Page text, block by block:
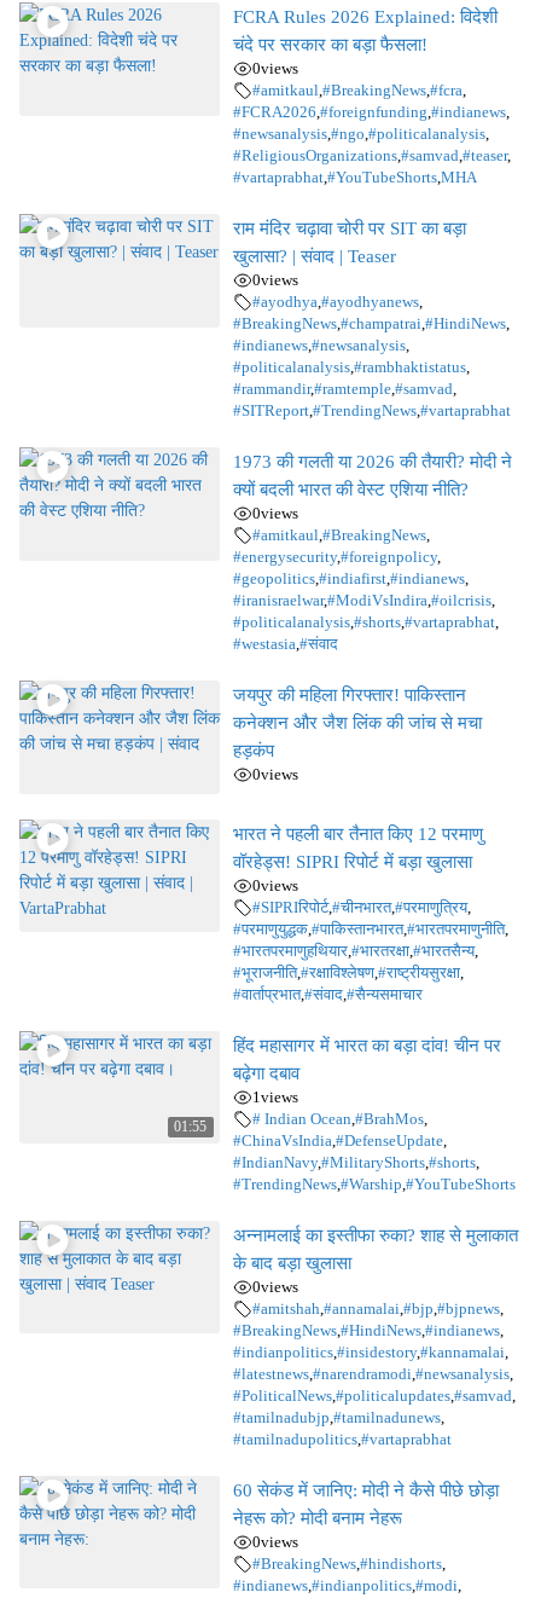
FCRA Rules 2026 Explained: विदेशी
चंदे पर सरकार का बड़ा फैसला!
0views
#amitkaul,#BreakingNews,#fcra,
#FCRA2026,#foreignfunding,#indianews,
#newsanalysis,#ngo,#politicalanalysis,
#ReligiousOrganizations,#samvad,#teaser,
#vartaprabhat,#YouTubeShorts,MHA
राम मंदिर चढ़ावा चोरी पर SIT का बड़ा
खुलासा? | संवाद | Teaser
0views
#ayodhya,#ayodhyanews,
#BreakingNews,#champatrai,#HindiNews,
#indianews,#newsanalysis,
#politicalanalysis,#rambhaktistatus,
#rammandir,#ramtemple,#samvad,
#SITReport,#TrendingNews,#vartaprabhat
1973 की गलती या 2026 की तैयारी? मोदी ने
क्यों बदली भारत की वेस्ट एशिया नीति?
0views
#amitkaul,#BreakingNews,
#energysecurity,#foreignpolicy,
#geopolitics,#indiafirst,#indianews,
#iranisraelwar,#ModiVsIndira,#oilcrisis,
#politicalanalysis,#shorts,#vartaprabhat,
#westasia,#संवाद
जयपुर की महिला गिरफ्तार! पाकिस्तान
कनेक्शन और जैश लिंक की जांच से मचा
हड़कंप
0views
भारत ने पहली बार तैनात किए 12 परमाणु
वॉरहेड्स! SIPRI रिपोर्ट में बड़ा खुलासा
0views
#SIPRIरिपोर्ट,#चीनभारत,#परमाणुत्रिय,
#परमाणुयुद्धक, #पाकिस्तानभारत,#भारतपरमाणुनीति,
#भारतपरमाणुहथियार, #भारतरक्षा, #भारतसैन्य,
#भूराजनीति,#रक्षाविश्लेषण, #राष्ट्रीयसुरक्षा,
#वार्ताप्रभात,#संवाद, #सैन्यसमाचार
01:55
हिंद महासागर में भारत का बड़ा दांव! चीन पर
बढ़ेगा दबाव
1 views
# Indian Ocean #BrahMos,
#ChinaVsIndia #DefenseUpdate,
#IndianNavy,#MilitaryShorts, #shorts,
#TrendingNews, #Warship #YouTubeShorts
अन्नामलाई का इस्तीफा रुका? शाह से मुलाकात
के बाद बड़ा खुलासा
0views
#amitshah #annamalai #bjp #bjpnews,
#BreakingNews, #HindiNews, #indianews,
#indianpolitics, #insidestory,#kannamalai
#latestnews, #narendramodi #newsanalysis,
#PoliticalNews, #politicalupdates, #samvad
#tamilnadubjp #tamilnadunews,
#tamilnadupolitics, #vartaprabhat
60 सेकंड में जानिए: मोदी ने कैसे पीछे छोड़ा
नेहरू को? मोदी बनाम नेहरू
0views
#BreakingNews, #hindishorts,
#indianews, #indianpolitics, #modi